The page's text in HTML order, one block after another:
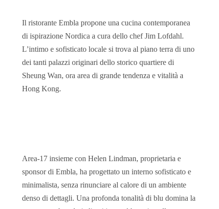
Il ristorante Embla propone una cucina contemporanea
di ispirazione Nordica a cura dello chef Jim Lofdahl.
L’intimo e sofisticato locale si trova al piano terra di uno
dei tanti palazzi originari dello storico quartiere di
Sheung Wan, ora area di grande tendenza e vitalità a
Hong Kong.
Area-17 insieme con Helen Lindman, proprietaria e
sponsor di Embla, ha progettato un interno sofisticato e
minimalista, senza rinunciare al calore di un ambiente
denso di dettagli. Una profonda tonalità di blu domina la